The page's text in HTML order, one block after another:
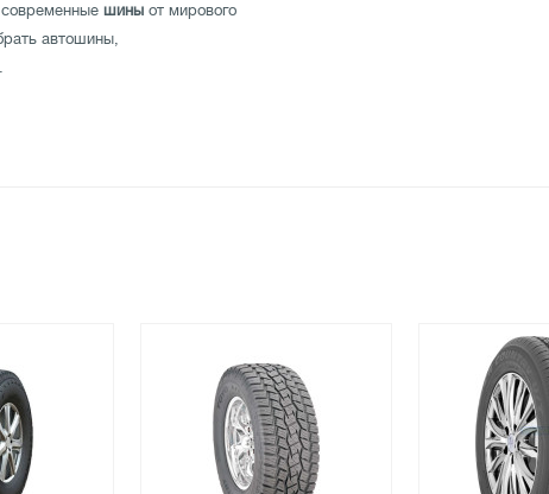
шины от мирового
автошины,
в рисунке протектора.
через транспортные